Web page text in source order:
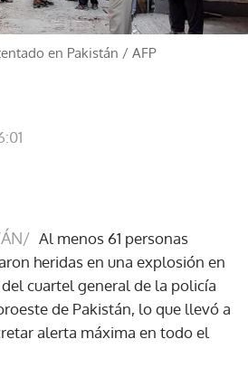
en Pakistán / AFP
Al menos 61 personas
heridas en una explosión en
cuartel general de la policía
de Pakistán, lo que llevó a
alerta máxima en todo el